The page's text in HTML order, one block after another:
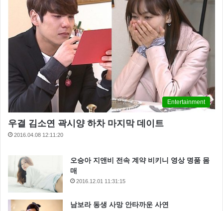
Entertainment
우결 김소연 곽시양 하차 마지막 데이트
2016.04.08 12:11:20
오승아 지앤비 전속 계약 비키니 영상 명품 몸
매
2016.12.01 11:31:15
남보라 동생 사망 안타까운 사연